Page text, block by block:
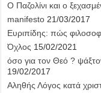
Ο Παζολίνι και ο
manifesto 21/03/2017
Ευριπίδης: πώς
Όχλος 15/02/2021
όσο για τον Θεό ?
19/02/2017
Αληθής Λόγος κατά